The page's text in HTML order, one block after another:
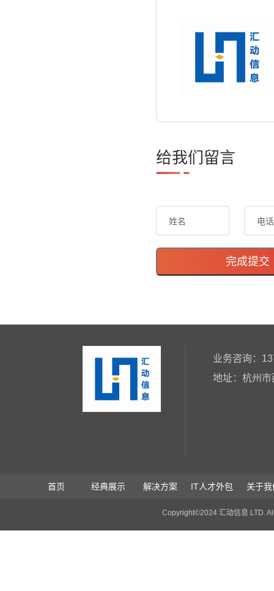
给我们留言
完成提交
业务咨询：
地址：杭州
首页 经典展示 解决方案 IT人才外包 关于我
Copyright©2024 汇动信息 LTD.